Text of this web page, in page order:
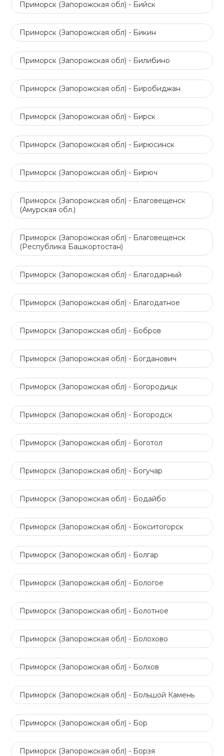
Приморск (Запорожская обл) - Бийск
Приморск (Запорожская обл) - Бикин
Приморск (Запорожская обл) - Билибино
Приморск (Запорожская обл) - Биробиджан
Приморск (Запорожская обл) - Бирск
Приморск (Запорожская обл) - Бирюсинск
Приморск (Запорожская обл) - Бирюч
Приморск (Запорожская обл) - Благовещенск
(Амурская обл.)
Приморск (Запорожская обл) - Благовещенск
(Республика Башкортостан)
Приморск (Запорожская обл) - Благодарный
Приморск (Запорожская обл) - Благодатное
Приморск (Запорожская обл) - Бобров
Приморск (Запорожская обл) - Богданович
Приморск (Запорожская обл) - Богородицк
Приморск (Запорожская обл) - Богородск
Приморск (Запорожская обл) - Боготол
Приморск (Запорожская обл) - Богучар
Приморск (Запорожская обл) - Бодайбо
Приморск (Запорожская обл) - Бокситогорск
Приморск (Запорожская обл) - Болгар
Приморск (Запорожская обл) - Бологое
Приморск (Запорожская обл) - Болотное
Приморск (Запорожская обл) - Болохово
Приморск (Запорожская обл) - Болхов
Приморск (Запорожская обл) - Большой Камень
Приморск (Запорожская обл) - Бор
Приморск (Запорожская обл) - Борзя